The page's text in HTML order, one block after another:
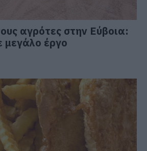
αγρότες στην Εύβοια:
μεγάλο έργο